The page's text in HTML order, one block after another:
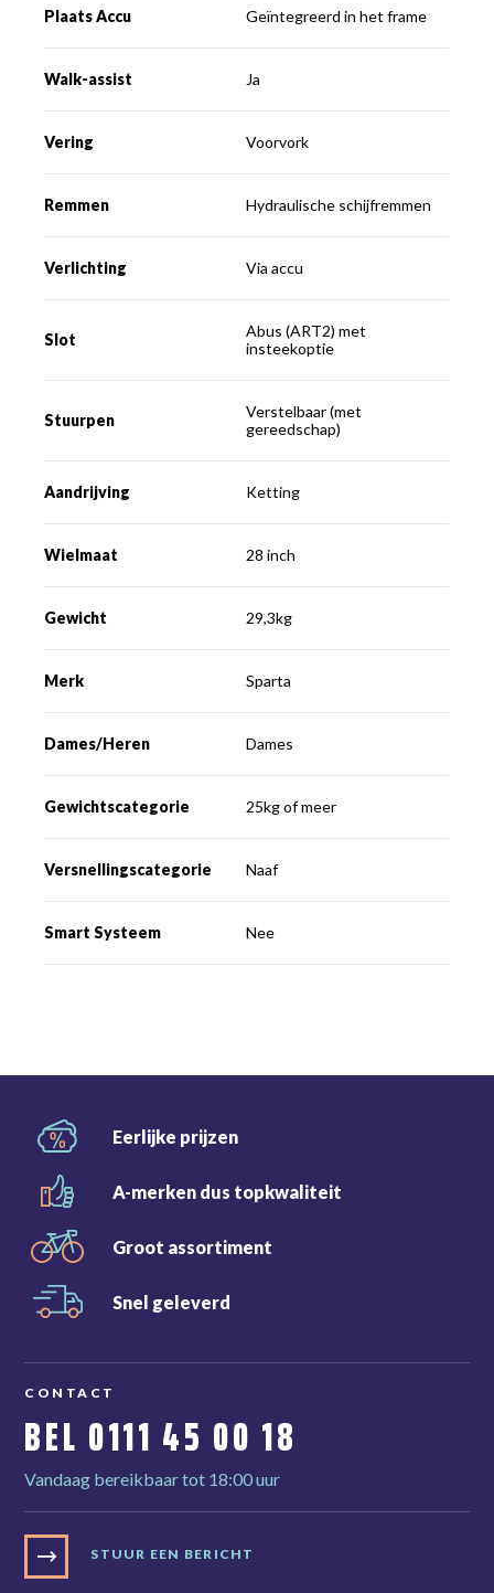
Plaats Accu Geïntegreerd in het frame
Walk-assist Ja
Vering Voorvork
Remmen Hydraulische schijfremmen
Verlichting Via accu
Slot
Abus (ART2) met
insteekoptie
Stuurpen
Verstelbaar (met
gereedschap)
Aandrijving Ketting
Wielmaat 28 inch
Gewicht 29,3kg
Merk Sparta
Dames/Heren Dames
Gewichtscategorie 25kg of meer
Versnellingscategorie Naaf
Smart Systeem Nee
Eerlijke prijzen
A-merken dus topkwaliteit
Groot assortiment
Snel geleverd
CONTACT
BEL 0111 45 00 18
Vandaag bereikbaar tot 18:00 uur
STUUR EEN BERICHT